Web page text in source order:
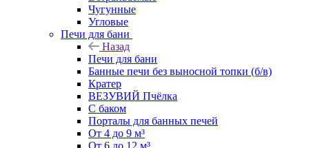
Чугунные
Угловые
Печи для бани
Назад
Печи для бани
Банные печи без выносной топки (б/в)
Кратер
ВЕЗУВИЙ Пчёлка
С баком
Порталы для банных печей
От 4 до 9 м³
От 6 до 12 м³